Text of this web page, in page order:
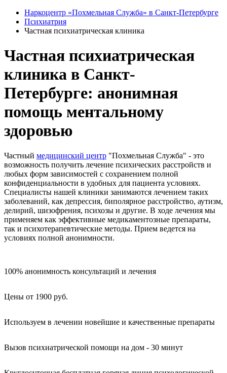
Наркоцентр «Похмельная Служба» в Санкт-Петербурге
Психиатрия
Частная психиатрическая клиника
Частная психиатрическая
клиника в Санкт-
Петербурге: анонимная
помощь ментальному
здоровью
Частный медицинский центр "Похмельная Служба" - это
возможность получить лечение психических расстройств и
любых форм зависимостей с сохранением полной
конфиденциальности в удобных для пациента условиях.
Специалисты нашей клиники занимаются лечением таких
заболеваний, как депрессия, биполярное расстройство, аутизм,
делирий, шизофрения, психозы и другие. В ходе лечения мы
применяем как эффективные медикаментозные препараты,
так и психотерапевтические методы. Прием ведется на
условиях полной анонимности.
100% анонимность консультаций и лечения
Цены от 1900 руб.
Используем в лечении новейшие и качественные препараты
Вызов психиатрической помощи на дом - 30 минут